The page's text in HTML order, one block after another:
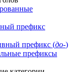
префикс
префикс (до-)
префиксы